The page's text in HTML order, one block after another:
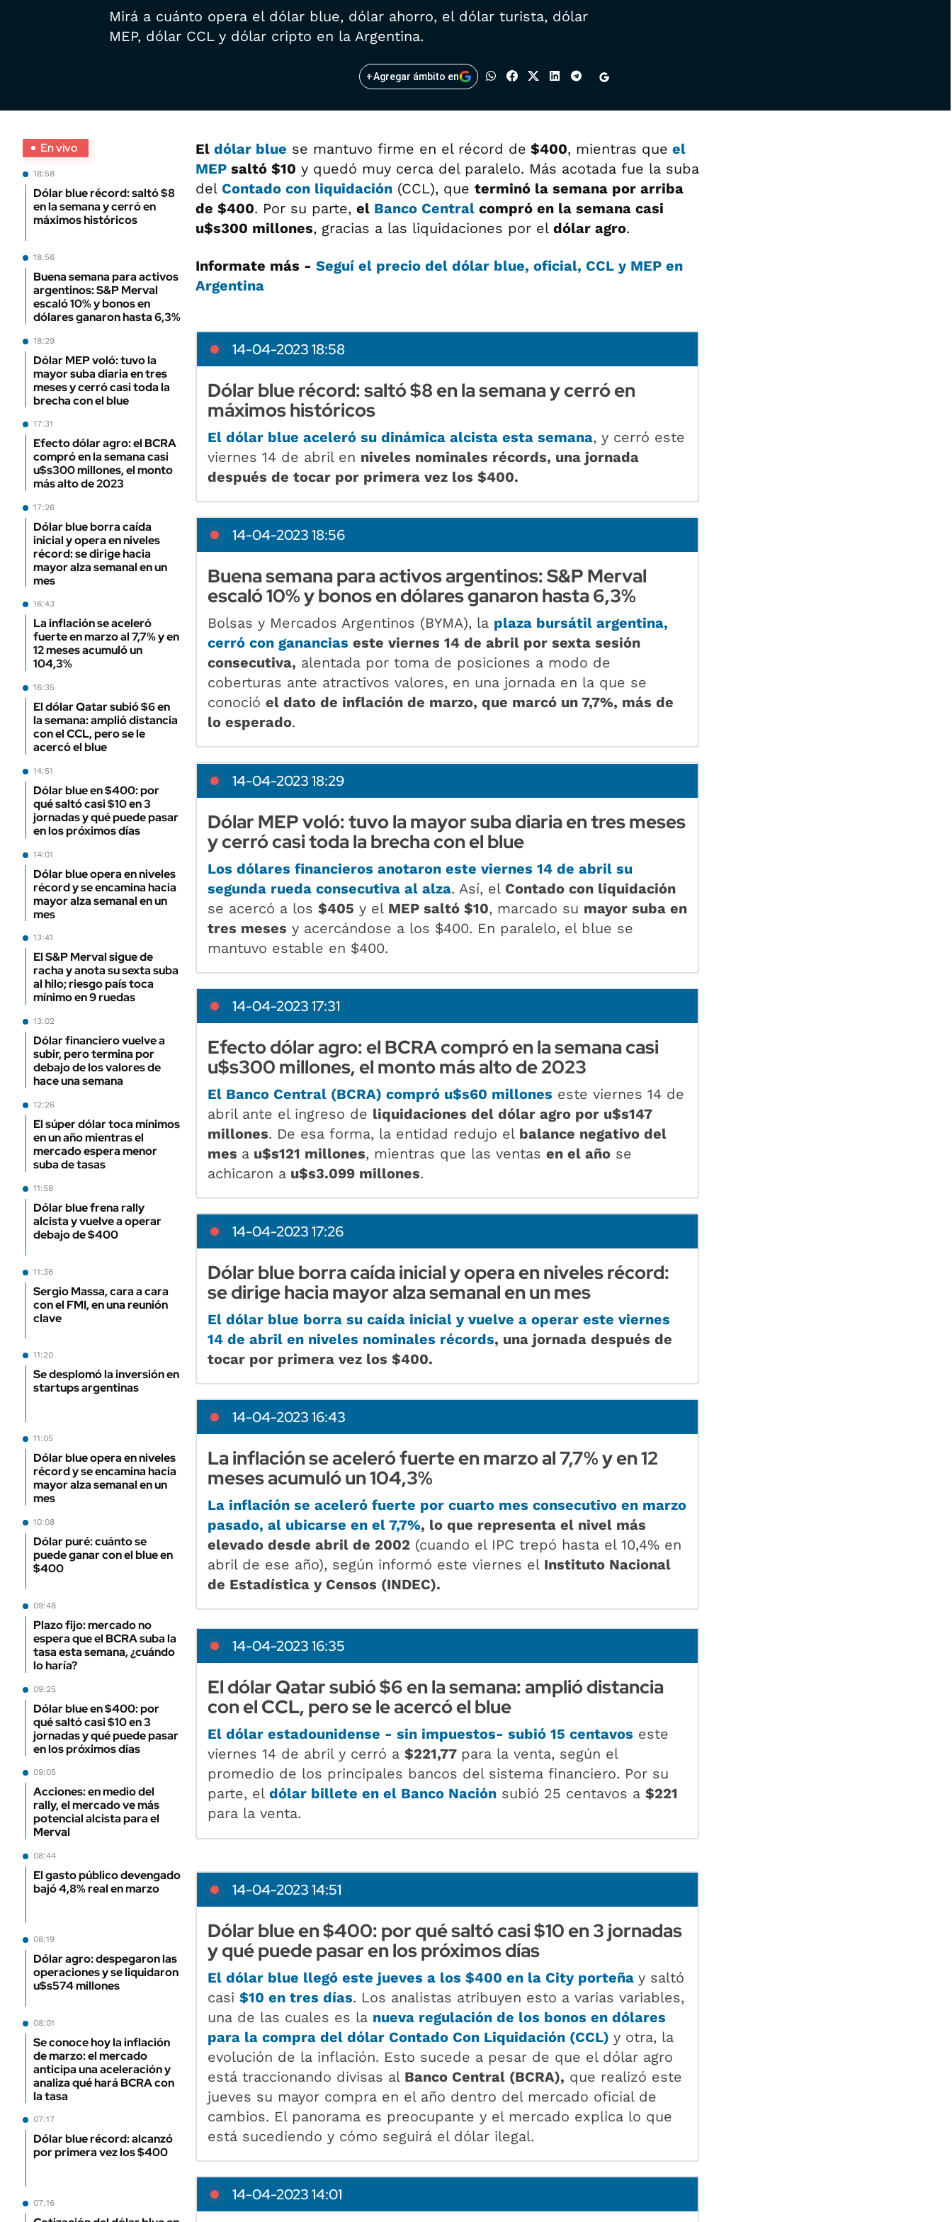
Mirá a cuánto opera el dólar blue, dólar ahorro, el dólar turista, dólar
MEP, dólar CCL y dólar cripto en la Argentina.
+Agregar ámbito en
En vivo
18:58
Dólar blue récord: saltó $8
en la semana y cerró en
máximos históricos
18:56
Buena semana para activos
argentinos: S&P Merval
escaló 10% y bonos en
dólares ganaron hasta 6,3%
18:29
Dólar MEP voló: tuvo la
mayor suba diaria en tres
meses y cerró casi toda la
brecha con el blue
17:31
Efecto dólar agro: el BCRA
compró en la semana casi
u$s300 millones, el monto
más alto de 2023
17:26
Dólar blue borra caída
inicial y opera en niveles
récord: se dirige hacia
mayor alza semanal en un
mes
16:43
La inflación se aceleró
fuerte en marzo al 7,7% y en
12 meses acumuló un
104,3%
16:35
El dólar Qatar subió $6 en
la semana: amplió distancia
con el CCL, pero se le
acercó el blue
14:51
Dólar blue en $400: por
qué saltó casi $10 en 3
jornadas y qué puede pasar
en los próximos días
14:01
Dólar blue opera en niveles
récord y se encamina hacia
mayor alza semanal en un
mes
13:41
El S&P Merval sigue de
racha y anota su sexta suba
al hilo; riesgo país toca
mínimo en 9 ruedas
13:02
Dólar financiero vuelve a
subir, pero termina por
debajo de los valores de
hace una semana
12:26
El súper dólar toca mínimos
en un año mientras el
mercado espera menor
suba de tasas
11:58
Dólar blue frena rally
alcista y vuelve a operar
debajo de $400
11:36
Sergio Massa, cara a cara
con el FMI, en una reunión
clave
11:20
Se desplomó la inversión en
startups argentinas
11:05
Dólar blue opera en niveles
récord y se encamina hacia
mayor alza semanal en un
mes
10:08
Dólar puré: cuánto se
puede ganar con el blue en
$400
09:48
Plazo fijo: mercado no
espera que el BCRA suba la
tasa esta semana, ¿cuándo
lo haría?
09:25
Dólar blue en $400: por
qué saltó casi $10 en 3
jornadas y qué puede pasar
en los próximos días
09:05
Acciones: en medio del
rally, el mercado ve más
potencial alcista para el
Merval
08:44
El gasto público devengado
bajó 4,8% real en marzo
08:19
Dólar agro: despegaron las
operaciones y se liquidaron
u$s574 millones
08:01
Se conoce hoy la inflación
de marzo: el mercado
anticipa una aceleración y
analiza qué hará BCRA con
la tasa
07:17
Dólar blue récord: alcanzó
por primera vez los $400
07:16
El dólar blue se mantuvo firme en el récord de $400, mientras que el
MEPsaltó $10 y quedó muy cerca del paralelo. Más acotada fue la suba
del Contado con liquidación(CCL), que terminó la semana por arriba
de $400. Por su parte, el Banco Centralcompró en la semana casi
u$s300 millones, gracias a las liquidaciones por eldólar agro.
Informate más - Seguí el precio del dólar blue, oficial, CCL y MEP en
Argentina
14-04-2023 18:58
Dólar blue récord: saltó $8 en la semana y cerró en
máximos históricos
El dólar blue aceleró su dinámica alcista esta semana, y cerró este
viernes 14 de abril en niveles nominales récords, una jornada
después de tocar por primera vez los $400.
14-04-2023 18:56
Buena semana para activos argentinos: S&P Merval
escaló 10% y bonos en dólares ganaron hasta 6,3%
Bolsas y Mercados Argentinos (BYMA), la plaza bursátil argentina,
cerró con ganancias este viernes 14 de abril por sexta sesión
consecutiva, alentada por toma de posiciones a modo de
coberturas ante atractivos valores, en una jornada en la que se
conoció el dato de inflación de marzo, que marcó un 7,7%, más de
lo esperado.
14-04-2023 18:29
Dólar MEP voló: tuvo la mayor suba diaria en tres meses
y cerró casi toda la brecha con el blue
Los dólares financieros anotaron este viernes 14 de abril su
segunda rueda consecutiva al alza. Así, el Contado con liquidación
se acercó a los $405 y el MEP saltó $10, marcado su mayor suba en
tres meses y acercándose a los $400. En paralelo, el blue se
mantuvo estable en $400.
14-04-2023 17:31
Efecto dólar agro: el BCRA compró en la semana casi
u$s300 millones, el monto más alto de 2023
El Banco Central (BCRA) compró u$s60 millones este viernes 14 de
abril ante el ingreso de liquidaciones del dólar agro por u$s147
millones. De esa forma, la entidad redujo el balance negativo del
mes au$s121 millones, mientras que las ventas en el añose
achicaron au$s3.099 millones.
14-04-2023 17:26
Dólar blue borra caída inicial y opera en niveles récord:
se dirige hacia mayor alza semanal en un mes
El dólar blue borra su caída inicial y vuelve a operar este viernes
14 de abril en niveles nominales récords, una jornada después de
tocar por primera vez los $400.
14-04-2023 16:43
La inflación se aceleró fuerte en marzo al 7,7% y en 12
meses acumuló un 104,3%
La inflación se aceleró fuerte por cuarto mes consecutivo en marzo
pasado, al ubicarse en el 7,7%, lo que representa el nivel más
elevado desde abril de 2002 (cuando el IPC trepó hasta el 10,4% en
abril de ese año), según informó este viernes elInstituto Nacional
de Estadística y Censos (INDEC).
14-04-2023 16:35
El dólar Qatar subió $6 en la semana: amplió distancia
con el CCL, pero se le acercó el blue
El dólar estadounidense - sin impuestos- subió 15 centavos este
viernes 14 de abril y cerró a $221,77 para la venta, según el
promedio de los principales bancos del sistema financiero. Por su
parte, el dólar billete en el Banco Naciónsubió 25 centavos a $221
para la venta.
14-04-2023 14:51
Dólar blue en $400: por qué saltó casi $10 en 3 jornadas
y qué puede pasar en los próximos días
El dólar blue llegó este jueves a los $400 en la City porteña y saltó
casi $10 en tres días. Los analistas atribuyen esto a varias variables,
una de las cuales es la nueva regulación de los bonos en dólares
para la compra del dólar Contado Con Liquidación (CCL) y otra, la
evolución de la inflación. Esto sucede a pesar de que el dólar agro
está traccionando divisas al Banco Central (BCRA), que realizó este
jueves su mayor compra en el año dentro del mercado oficial de
cambios. El panorama es preocupante y el mercado explica lo que
está sucediendo y cómo seguirá el dólar ilegal.
14-04-2023 14:01